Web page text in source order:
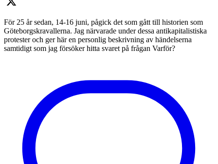
För 25 år sedan, 14-16 juni, pågick det som gått till historien som
Göteborgskravallerna. Jag närvarade under dessa antikapitalistiska
protester och ger här en personlig beskrivning av händelserna
samtidigt som jag försöker hitta svaret på frågan Varför?